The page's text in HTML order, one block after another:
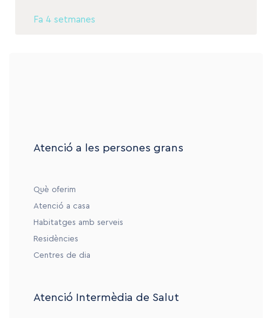
Fa 4 setmanes
Atenció a les persones grans
Què oferim
Atenció a casa
Habitatges amb serveis
Residències
Centres de dia
Atenció Intermèdia de Salut